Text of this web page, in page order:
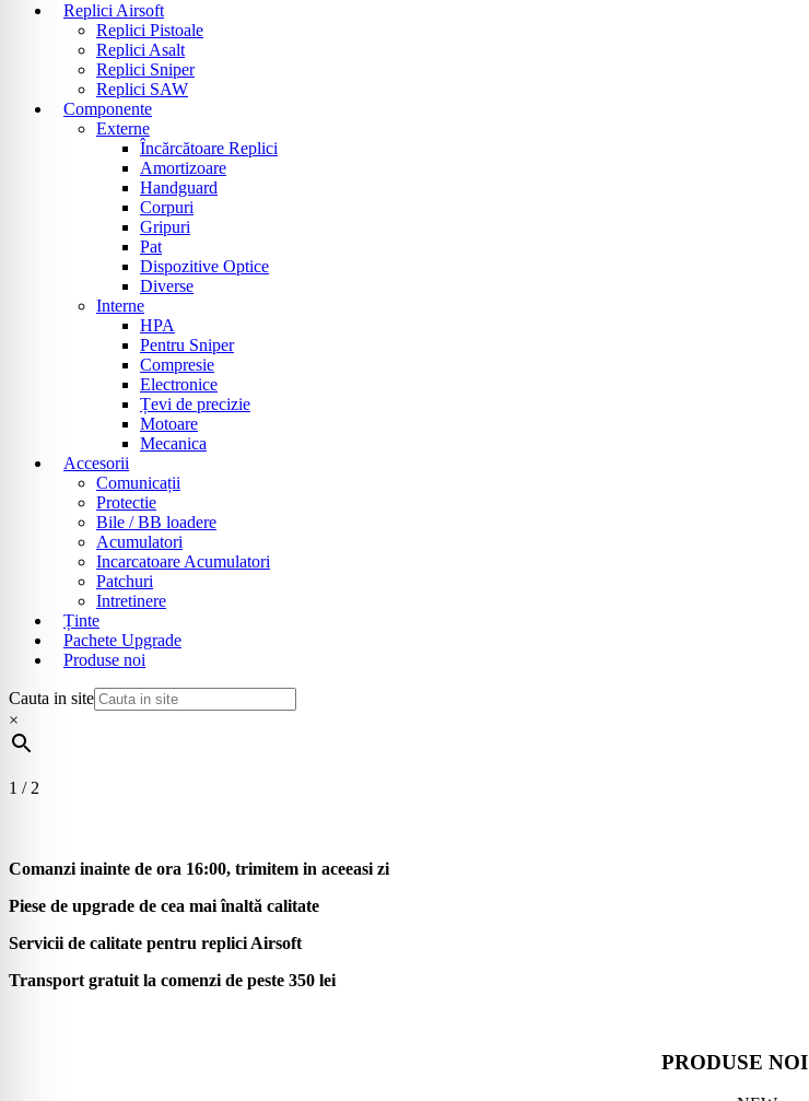
Replici Airsoft
Replici Pistoale
Replici Asalt
Replici Sniper
Replici SAW
Componente
Externe
Încărcătoare Replici
Amortizoare
Handguard
Corpuri
Gripuri
Pat
Dispozitive Optice
Diverse
Interne
HPA
Pentru Sniper
Compresie
Electronice
Țevi de precizie
Motoare
Mecanica
Accesorii
Comunicații
Protectie
Bile / BB loadere
Acumulatori
Incarcatoare Acumulatori
Patchuri
Intretinere
Ținte
Pachete Upgrade
Produse noi
Cauta in site
×
1 / 2
Comanzi inainte de ora 16:00, trimitem in aceeasi zi
Piese de upgrade de cea mai înaltă calitate
Servicii de calitate pentru replici Airsoft
Transport gratuit la comenzi de peste 350 lei
PRODUSE NOI